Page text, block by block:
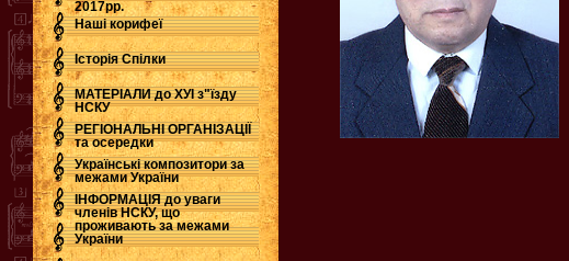
2017рр.
Наші корифеї
Історія Спілки
МАТЕРІАЛИ до ХУІ з"їзду
НСКУ
РЕГІОНАЛЬНІ ОРГАНІЗАЦІЇ
та осередки
Українські композитори за
межами України
ІНФОРМАЦІЯ до уваги
членів НСКУ, що
проживають за межами
України